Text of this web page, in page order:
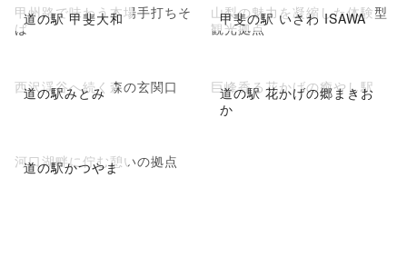
道の駅 甲斐大和
甲州路で味わう本場手打ちそ
ば
甲斐の駅 いさわ ISAWA
山梨の魅力を凝縮した体験型
観光拠点
道の駅みとみ
西沢渓谷へ続く森の玄関口
道の駅 花かげの郷まきお
か
巨峰香る花かげの癒やし駅
道の駅かつやま
河口湖畔に佇む憩いの拠点